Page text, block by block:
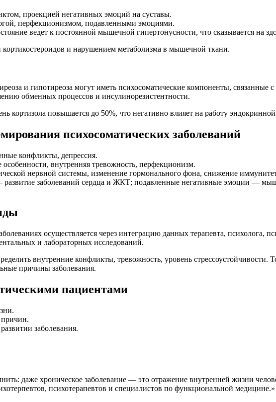
проекцией негативных эмоций на суставы.
перфекционизмом, подавленными эмоциями.
ведет к постоянной мышечной гипертонусности, что сказывается на
и нарушением метаболизма в мышечной ткани.
и гипотиреоза могут иметь психосоматические компоненты, связанные с
обменных процессов и инсулинорезистентности.
кортизола повышается до 50%, что негативно влияет на работу
психосоматических заболеваний
конфликты, депрессия.
особенности, внутренняя тревожность, перфекционизм.
нервной системы, изменение гормонального фона, снижение
развитие заболеваний сердца и ЖКТ; подавленные негативные эмоции —
осуществляется через интеграцию данных терапевта, психолога,
и лабораторных исследований.
внутренние конфликты, тревожность, уровень стрессоустойчивости.
причины заболевания.
пациентами
причин.
заболевания.
даже хроническое заболевание — это отражение внутренней жизни
психотерапевтов и специалистов по функциональной медицине.»